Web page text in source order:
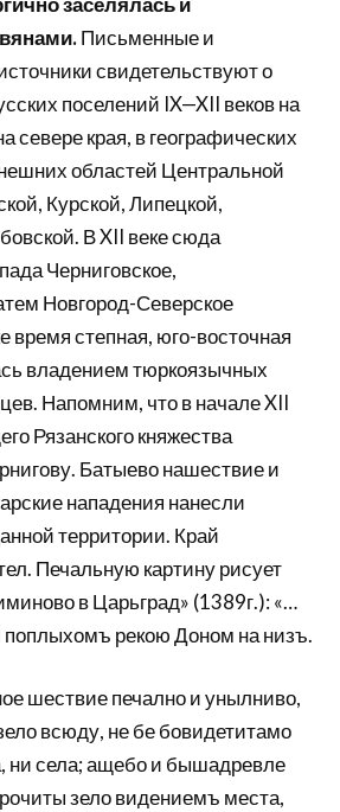
Письменные и
свидетельствуют о
поселений IX—XII веков на
севере края, в географических
областей Центральной
Курской, Липецкой,
В XII веке сюда
Черниговское,
Новгород-Северское
время степная, юго-восточная
владением тюркоязычных
Напомним, что в начале XII
Рязанского княжества
Батыево нашествие и
нападения нанесли
территории. Край
Печальную картину рисует
в Царьград» (1389г.): «…
рекою Доном на низъ.
шествие печално и унылниво,
всюду, не бе бовидетитамо
ни села; ащебо и бышадревле
зело видениемъ места,